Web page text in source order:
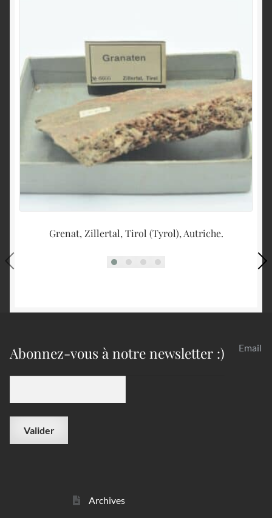
Grenat, Zillertal, Tirol (Tyrol), Autriche.
Abonnez-vous à notre newsletter :) Email
Archives